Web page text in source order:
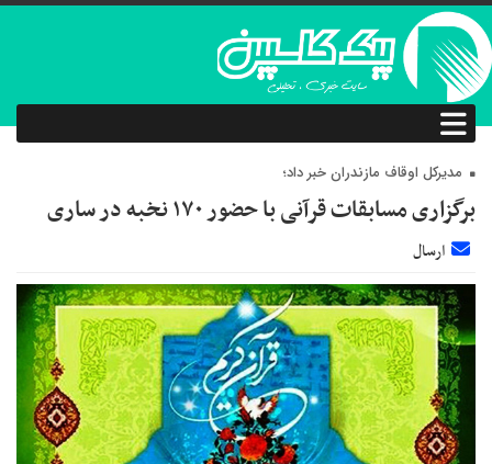
مدیرکل اوقاف مازندران خبر داد؛
برگزاری مسابقات قرآنی با حضور ۱۷۰ نخبه در ساری
ارسال